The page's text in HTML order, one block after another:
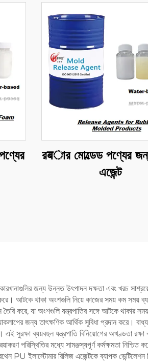
রबার মোল্ডেড পণ্যের
এজেন্ট
কারখানাগুলির জন্য উন্নত উৎপাদন দক্ষতা এবং খরচ
আটকে থাকা অংশগুলি নিয়ে কাজের সময় কম সময়
করে, যা অংশগুলি যন্ত্রপাতির সঙ্গে আটকে থাকার
জন্য তাৎক্ষণিক আর্থিক সুবিধা প্রদান করে।
সুরক্ষা ব্যয়বহুল যন্ত্রপাতি বিনিয়োগের অখণ্ডতা
পরিস্থিতির মধ্যে সামঞ্জস্যপূর্ণ কর্মক্ষমতা নিশ্চিত
PU ইলাস্টোমার রিলিজ এজেন্টকে ব্যাপক